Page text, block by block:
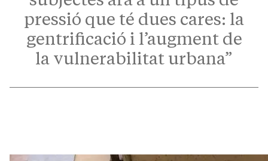
pressió que té dues cares: la
gentrificació i l’augment de
la vulnerabilitat urbana”